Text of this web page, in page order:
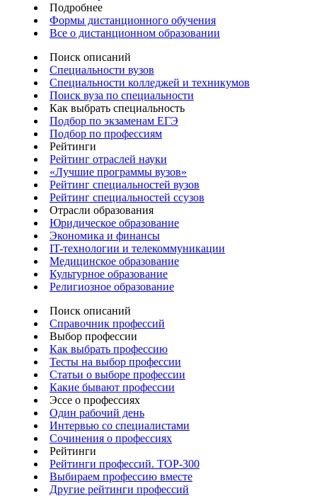
Подробнее
Формы дистанционного обучения
Все о дистанционном образовании
Поиск описаний
Специальности вузов
Специальности колледжей и техникумов
Поиск вуза по специальности
Как выбрать специальность
Подбор по экзаменам ЕГЭ
Подбор по профессиям
Рейтинги
Рейтинг отраслей науки
«Лучшие программы вузов»
Рейтинг специальностей вузов
Рейтинг специальностей ссузов
Отрасли образования
Юридическое образование
Экономика и финансы
IT-технологии и телекоммуникации
Медицинское образование
Культурное образование
Религиозное образование
Поиск описаний
Справочник профессий
Выбор профессии
Как выбрать профессию
Тесты на выбор профессии
Статьи о выборе профессии
Какие бывают профессии
Эссе о профессиях
Один рабочий день
Интервью со специалистами
Сочинения о профессиях
Рейтинги
Рейтинги профессий. TOP-300
Выбираем профессию вместе
Другие рейтинги профессий